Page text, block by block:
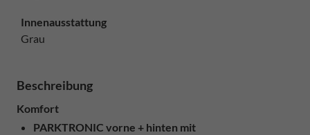
Innenausstattung
Grau
Beschreibung
Komfort
PARKTRONIC vorne + hinten mit